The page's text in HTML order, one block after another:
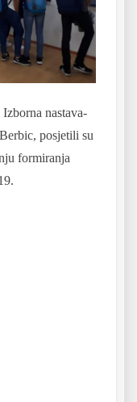
nastava-
posjetili su
formiranja